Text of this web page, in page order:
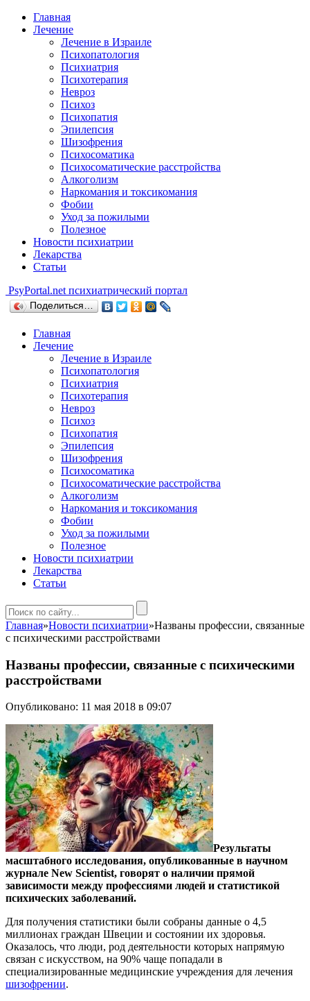
Главная
Лечение
Лечение в Израиле
Психопатология
Психиатрия
Психотерапия
Невроз
Психоз
Психопатия
Эпилепсия
Шизофрения
Психосоматика
Психосоматические расстройства
Алкоголизм
Наркомания и токсикомания
Фобии
Уход за пожилыми
Полезное
Новости психиатрии
Лекарства
Статьи
PsyPortal.net психиатрический портал
Поделиться…
Главная
Лечение
Лечение в Израиле
Психопатология
Психиатрия
Психотерапия
Невроз
Психоз
Психопатия
Эпилепсия
Шизофрения
Психосоматика
Психосоматические расстройства
Алкоголизм
Наркомания и токсикомания
Фобии
Уход за пожилыми
Полезное
Новости психиатрии
Лекарства
Статьи
Главная»Новости психиатрии»Названы профессии, связанные
с психическими расстройствами
Названы профессии, связанные с психическими
расстройствами
Опубликовано: 11 мая 2018 в 09:07
Результаты
масштабного исследования, опубликованные в научном
журнале New Scientist, говорят о наличии прямой
зависимости между профессиями людей и статистикой
психических заболеваний.
Для получения статистики были собраны данные о 4,5
миллионах граждан Швеции и состоянии их здоровья.
Оказалось, что люди, род деятельности которых напрямую
связан с искусством, на 90% чаще попадали в
специализированные медицинские учреждения для лечения
шизофрении.